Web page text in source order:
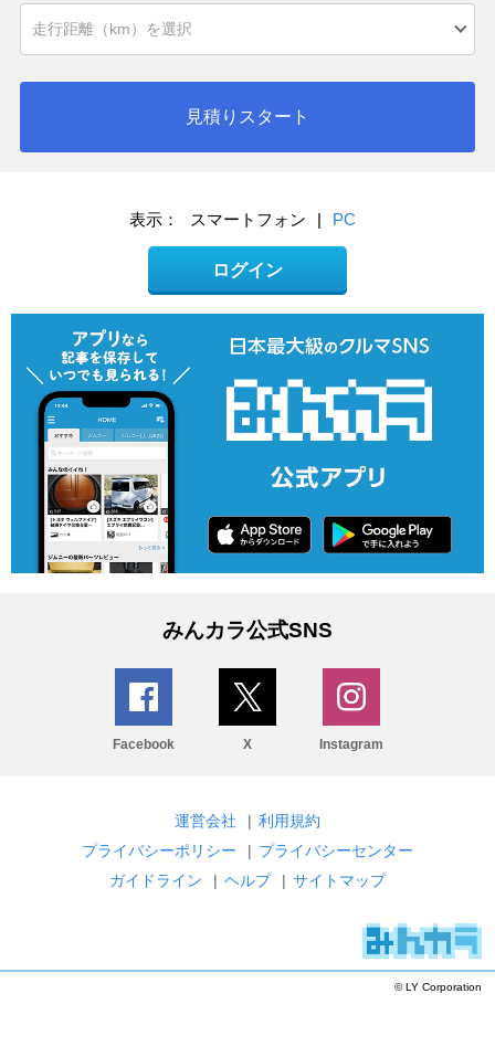
見積りスタート
表示： スマートフォン | PC
ログイン
みんカラ公式SNS
Facebook X Instagram
運営会社 | 利用規約
プライバシーポリシー
| プライバシーセンター
ガイドライン
| ヘルプ | サイトマップ
© LY Corporation